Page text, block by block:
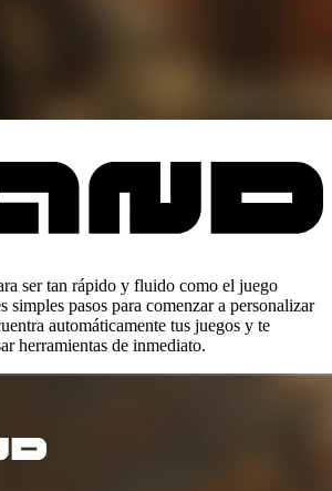
ser tan rápido y fluido como el juego
simples pasos para comenzar a personalizar
automáticamente tus juegos y te
herramientas de inmediato.